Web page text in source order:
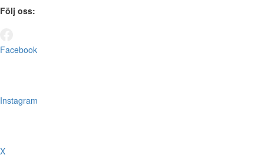
Följ oss:
Facebook
Instagram
X